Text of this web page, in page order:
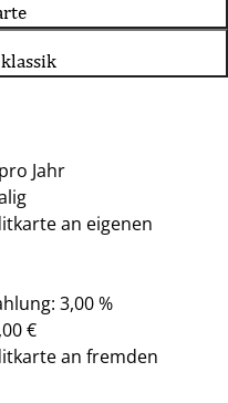
Jahr
an eigenen
3,00 %
€
an fremden